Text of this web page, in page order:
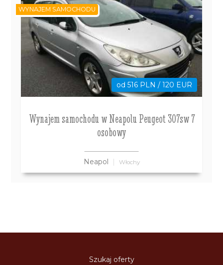
od 516 PLN / 120 EUR
Wynajem samochodu w Neapolu Peugeot 307sw 7
osobowy
Neapol Włochy
WYNAJEM SAMOCHODU
Szukaj oferty